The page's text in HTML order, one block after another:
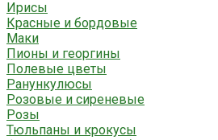
Ирисы
Красные и бордовые
Маки
Пионы и георгины
Полевые цветы
Ранункулюсы
Розовые и сиреневые
Розы
Тюльпаны и крокусы